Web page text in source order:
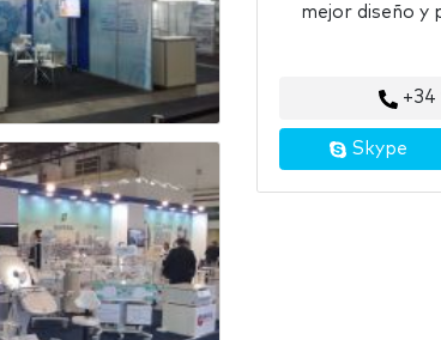
mejor diseño y
+34
Skype